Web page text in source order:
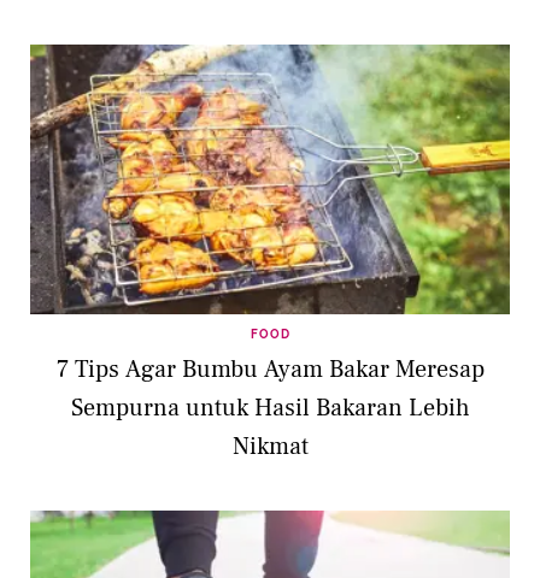
FOOD
7 Tips Agar Bumbu Ayam Bakar Meresap
Sempurna untuk Hasil Bakaran Lebih
Nikmat